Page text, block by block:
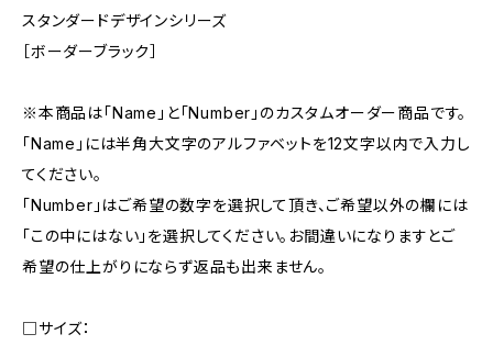
スタンダードデザインシリーズ
［ボーダーブラック］
※本商品は「Name」と「Number」のカスタムオーダー商品です。
「Name」には半角大文字のアルファベットを12文字以内で入力し
てください。
「Number」はご希望の数字を選択して頂き、ご希望以外の欄には
「この中にはない」を選択してください。お間違いになりますとご
希望の仕上がりにならず返品も出来ません。
□サイズ：